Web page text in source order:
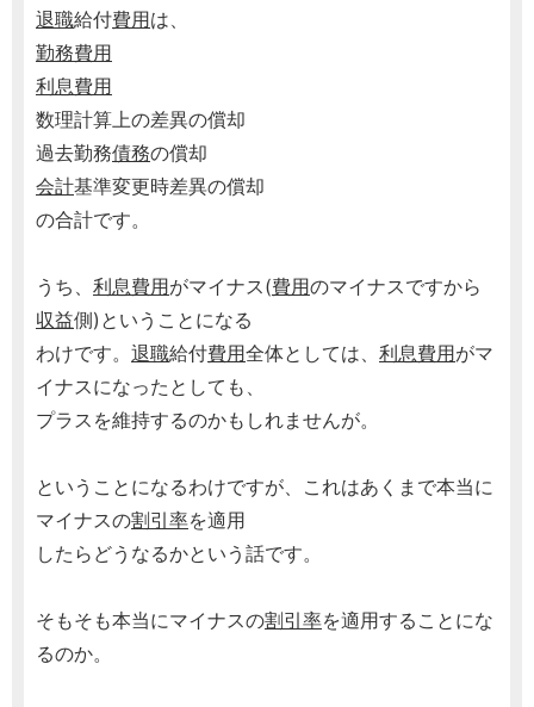
退職給付費用は、
勤務費用
利息費用
数理計算上の差異の償却
過去勤務債務の償却
会計基準変更時差異の償却
の合計です。
うち、 利息費用がマイナス(費用のマイナスですから
収益側)ということになる
わけです。 退職給付費用全体としては、 利息費用がマ
イナスになったとしても、
プラスを維持するのかもしれませんが。
ということになるわけですが、これはあくまで本当に
マイナスの割引率を適用
したらどうなるかという話です。
そもそも本当にマイナスの割引率を適用することにな
るのか。